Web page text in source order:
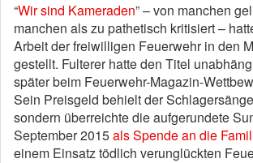
“Wir sind Kameraden” – von manchen
manchen als zu pathetisch kritisiert –
Arbeit der freiwilligen Feuerwehr in den
gestellt. Fulterer hatte den Titel
später beim Feuerwehr-Magazin-
Sein Preisgeld behielt der
sondern überreichte die aufgerundete
September 2015als Spende an die
einem Einsatz tödlich verunglückten